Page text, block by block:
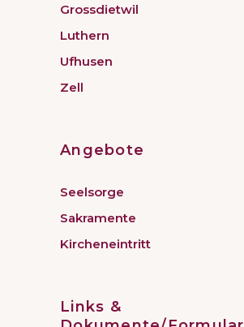
Grossdietwil
Luthern
Ufhusen
Zell
Angebote
Seelsorge
Sakramente
Kircheneintritt
Links &